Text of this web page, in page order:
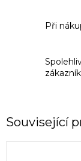
Při
Související